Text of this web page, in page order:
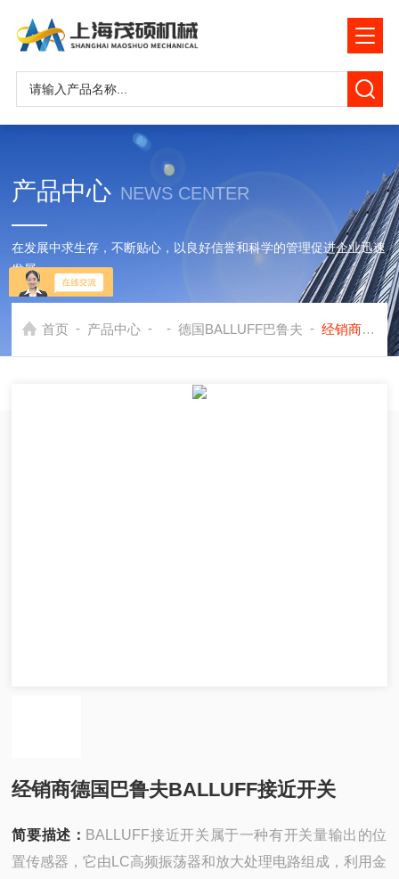
产品中心 NEWS CENTER
在发展中求生存，不断贴心，以良好信誉和科学的管理促进企业迅速
发展
首页 - 产品中心 - - 德国BALLUFF巴鲁夫 - 经销商德国巴鲁夫BALLUFF接近开关
经销商德国巴鲁夫BALLUFF接近开关
简要描述： BALLUFF接近开关属于一种有开关量输出的位
置传感器，它由LC高频振荡器和放大处理电路组成，利用金